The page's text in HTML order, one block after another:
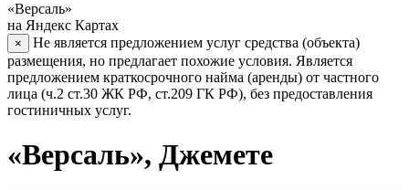
«Версаль»
на Яндекс Картах
×
Не является предложением услуг средства (объекта)
размещения, но предлагает похожие условия. Является
предложением краткосрочного найма (аренды) от частного
лица (ч.2 ст.30 ЖК РФ, ст.209 ГК РФ), без предоставления
гостиничных услуг.
«Версаль», Джемете